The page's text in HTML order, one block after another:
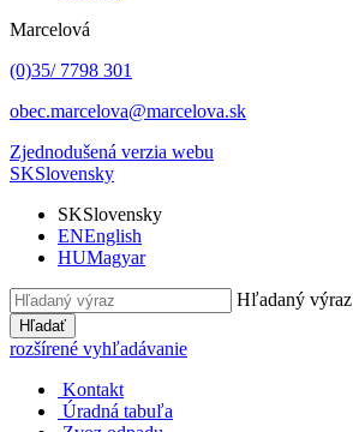
Marcelová
(0)35/ 7798 301
obec.marcelova@marcelova.sk
Zjednodušená verzia webu
SKSlovensky
SKSlovensky
ENEnglish
HUMagyar
Hľadaný výraz
Hľadať
rozšírené vyhľadávanie
Kontakt
Úradná tabuľa